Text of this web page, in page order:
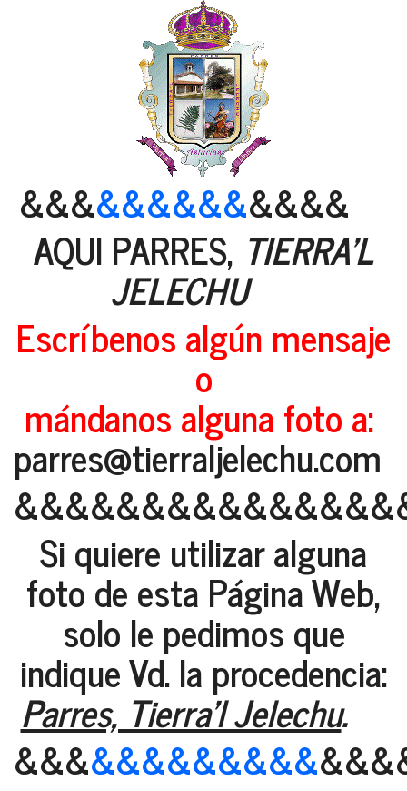
&&&&&&&&&&&&&
AQUI PARRES, TIERRA'L
JELECHU
Escríbenos algún mensaje
o
mándanos alguna foto a:
parres@tierraljelechu.com
Si quiere utilizar alguna
foto de esta Página Web,
solo le pedimos que
indique Vd. la procedencia:
Parres, Tierra'l Jelechu.
&&&&&&&&&&&&